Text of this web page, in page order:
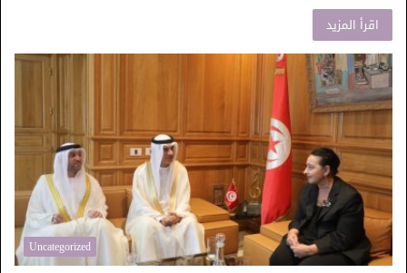
اقرأ المزيد
Uncategorized